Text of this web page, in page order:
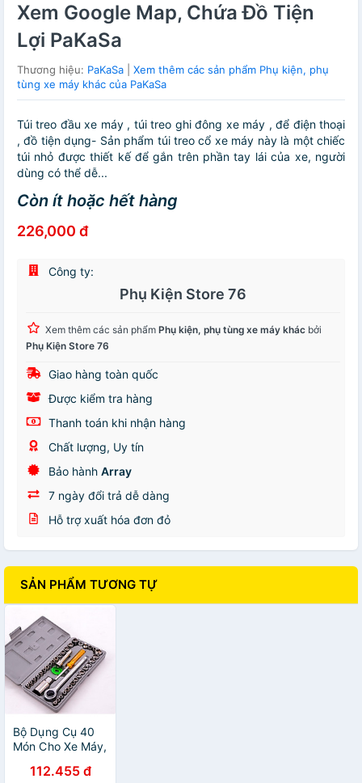
Xem Google Map, Chứa Đồ Tiện
Lợi PaKaSa
Thương hiệu: PaKaSa
Xem thêm các sản phẩm Phụ kiện, phụ
tùng xe máy khác của PaKaSa
Túi treo đầu xe máy , túi treo ghi đông xe máy , để điện thoại
, đồ tiện dụng- Sản phẩm túi treo cổ xe máy này là một chiếc
túi nhỏ được thiết kế để gắn trên phần tay lái của xe, người
dùng có thể dễ...
Còn ít hoặc hết hàng
226,000 đ
Công ty:
Phụ Kiện Store 76
Xem thêm các sản phẩm Phụ kiện, phụ tùng xe máy khác bởi
Phụ Kiện Store 76
Giao hàng toàn quốc
Được kiểm tra hàng
Thanh toán khi nhận hàng
Chất lượng, Uy tín
Bảo hành Array
7 ngày đổi trả dễ dàng
Hỗ trợ xuất hóa đơn đỏ
SẢN PHẨM TƯƠNG TỰ
Bộ Dụng Cụ 40
Món Cho Xe Máy,
chính hãng
112.455 đ